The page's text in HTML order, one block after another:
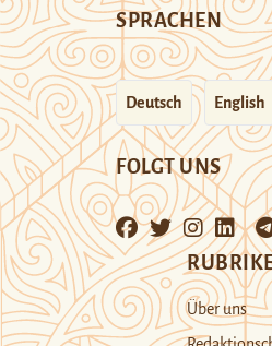
SPRACHEN
Deutsch English
FOLGT UNS
Über uns